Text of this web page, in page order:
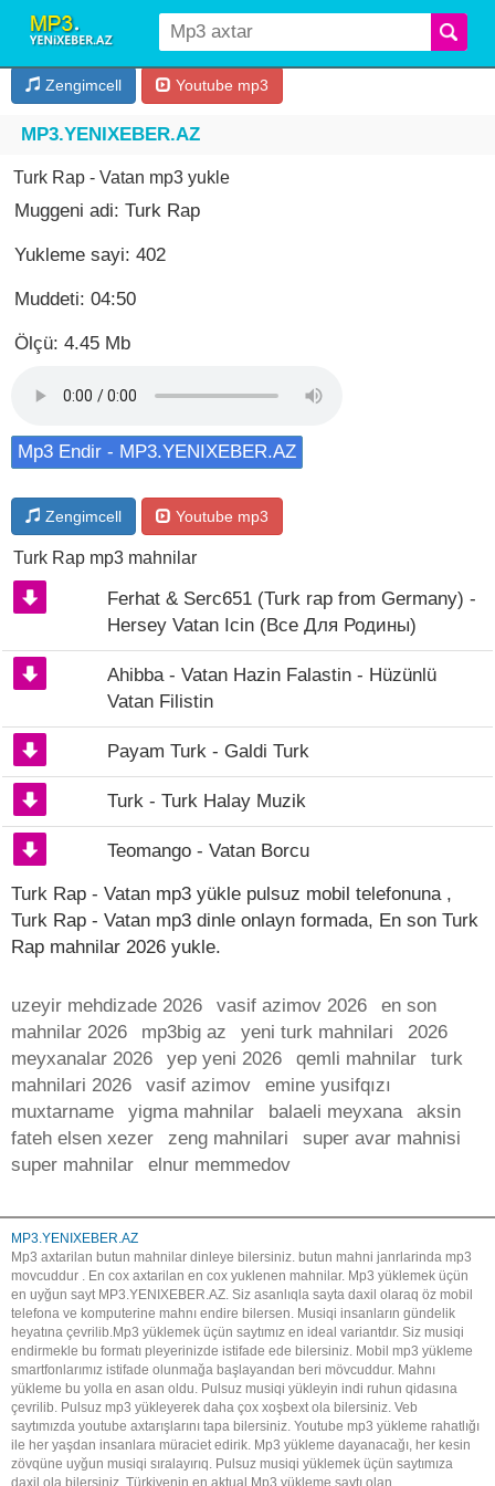
Zengimcell Youtube mp3
MP3.YENIXEBER.AZ
Turk Rap - Vatan mp3 yukle
Muggeni adi: Turk Rap
Yukleme sayi: 402
Muddeti: 04:50
Ölçü: 4.45 Mb
Mp3 Endir - MP3.YENIXEBER.AZ
Zengimcell Youtube mp3
Turk Rap mp3 mahnilar
Ferhat & Serc651 (Turk rap from Germany) -
Hersey Vatan Icin (Все Для Родины)
Ahibba - Vatan Hazin Falastin - Hüzünlü
Vatan Filistin
Payam Turk - Galdi Turk
Turk - Turk Halay Muzik
Teomango - Vatan Borcu
Turk Rap - Vatan mp3 yükle pulsuz mobil telefonuna ,
Turk Rap - Vatan mp3 dinle onlayn formada, En son Turk
Rap mahnilar 2026 yukle.
uzeyir mehdizade 2026 vasif azimov 2026
en son
mahnilar 2026
mp3big az yeni turk mahnilari
2026
meyxanalar 2026
yep yeni 2026 qemli mahnilar
turk
mahnilari 2026
vasif azimov
emine yusifqızı
muxtarname
yigma mahnilar balaeli meyxana
aksin
fateh elsen xezer
zeng mahnilari
super avar mahnisi
super mahnilar
elnur memmedov
MP3.YENIXEBER.AZ
Mp3 axtarilan butun mahnilar dinleye bilersiniz. butun mahni janrlarinda mp3
movcuddur . En cox axtarilan en cox yuklenen mahnilar. Mp3 yüklemek üçün
en uyğun sayt MP3.YENIXEBER.AZ. Siz asanlıqla sayta daxil olaraq öz mobil
telefona ve komputerine mahnı endire bilersen. Musiqi insanların gündelik
heyatına çevrilib.Mp3 yüklemek üçün saytımız en ideal variantdır. Siz musiqi
endirmekle bu formatı pleyerinizde istifade ede bilersiniz. Mobil mp3 yükleme
smartfonlarımız istifade olunmağa başlayandan beri mövcuddur. Mahnı
yükleme bu yolla en asan oldu. Pulsuz musiqi yükleyin indi ruhun qidasına
çevrilib. Pulsuz mp3 yükleyerek daha çox xoşbext ola bilersiniz. Veb
saytımızda youtube axtarışlarını tapa bilersiniz. Youtube mp3 yükleme rahatlığı
ile her yaşdan insanlara müraciet edirik. Mp3 yükleme dayanacağı, her kesin
zövqüne uyğun musiqi sıralayırıq. Pulsuz musiqi yüklemek üçün saytımıza
daxil ola bilersiniz. Türkiyenin en aktual Mp3 yükleme saytı olan